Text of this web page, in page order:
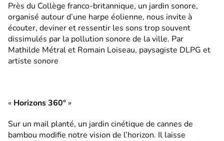
Près du Collège franco-britannique, un jardin sonore,
organisé autour d’une harpe éolienne, nous invite à
écouter, deviner et ressentir les sons trop souvent
dissimulés par la pollution sonore de la ville. Par
Mathilde Métral et Romain Loiseau, paysagiste DLPG et
artiste sonore
« Horizons 360° »
Sur un mail planté, un jardin cinétique de cannes de
bambou modifie notre vision de l’horizon. Il laisse